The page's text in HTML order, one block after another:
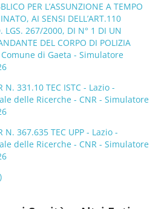
PER L’ASSUNZIONE A TEMPO
AI SENSI DELL’ART.110
LGS. 267/2000, DI N° 1 DI UN
DEL CORPO DI POLIZIA
Comune di Gaeta - Simulatore
N. 331.10 TEC ISTC - Lazio -
delle Ricerche - CNR - Simulatore
N. 367.635 TEC UPP - Lazio -
delle Ricerche - CNR - Simulatore